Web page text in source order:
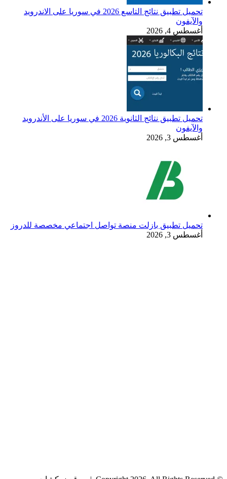
تحميل تطبيق نتائج التاسع 2026 في سوريا على الاندرويد
والآيفون
أغسطس 4, 2026
تحميل تطبيق نتائج الثانوية 2026 في سوريا على الأندرويد
والآيفون
أغسطس 3, 2026
تحميل تطبيق بازلت منصة تواصل اجتماعي مخصصة للدروز
أغسطس 3, 2026